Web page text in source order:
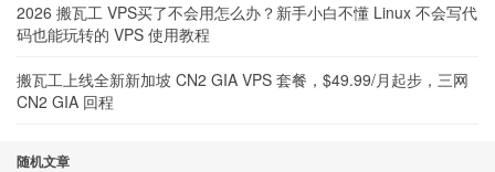
2026 搬瓦工 VPS买了不会用怎么办？新手小白不懂 Linux 不会写代
码也能玩转的 VPS 使用教程
搬瓦工上线全新新加坡 CN2 GIA VPS 套餐，$49.99/月起步，三网
CN2 GIA 回程
随机文章